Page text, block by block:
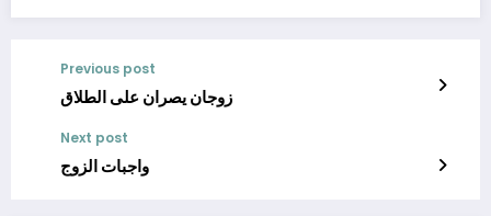
Previous post
زوجان يصران على الطلاق
Next post
واجبات الزوج